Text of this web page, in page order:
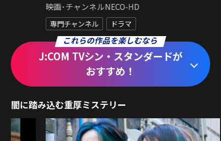
ファミリー劇場HD
専門チャンネル ドラマ
これらの作品を楽しむなら
J:COM TVシン・スタンダードが
おすすめ！
闇に踏み込む重厚ミステリー